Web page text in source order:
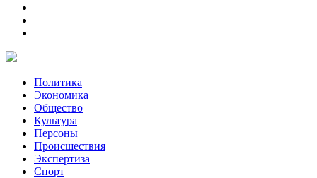
Политика
Экономика
Общество
Культура
Персоны
Происшествия
Экспертиза
Спорт